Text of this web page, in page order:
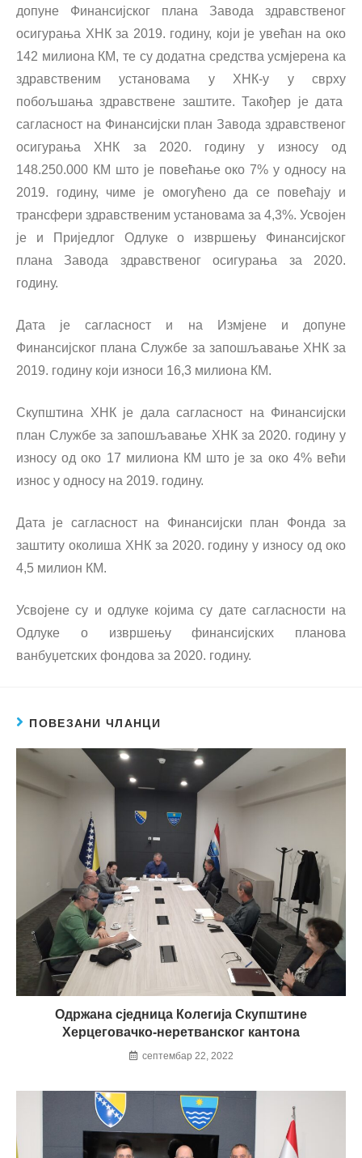
допуне Финансијског плана Завода здравственог
осигурања ХНК за 2019. годину, који је увећан на око
142 милиона КМ, те су додатна средства усмјерена ка
здравственим установама у ХНК-у у сврху
побољшања здравствене заштите. Такођер је дата
сагласност на Финансијски план Завода здравственог
осигурања ХНК за 2020. годину у износу од
148.250.000 КМ што је повећање око 7% у односу на
2019. годину, чиме је омогућено да се повећају и
трансфери здравственим установама за 4,3%. Усвојен
је и Приједлог Одлуке о извршењу Финансијског
плана Завода здравственог осигурања за 2020.
годину.
Дата је сагласност и на Измјене и допуне
Финансијског плана Службе за запошљавање ХНК за
2019. годину који износи 16,3 милиона КМ.
Скупштина ХНК је дала сагласност на Финансијски
план Службе за запошљавање ХНК за 2020. годину у
износу од око 17 милиона КМ што је за око 4% већи
износ у односу на 2019. годину.
Дата је сагласност на Финансијски план Фонда за
заштиту околиша ХНК за 2020. годину у износу од око
4,5 милион КМ.
Усвојене су и одлуке којима су дате сагласности на
Одлуке о извршењу финансијских планова
ванбуџетских фондова за 2020. годину.
ПОВЕЗАНИ ЧЛАНЦИ
Одржана сједница Колегија Скупштине
Херцеговачко-неретванског кантона
септембар 22, 2022